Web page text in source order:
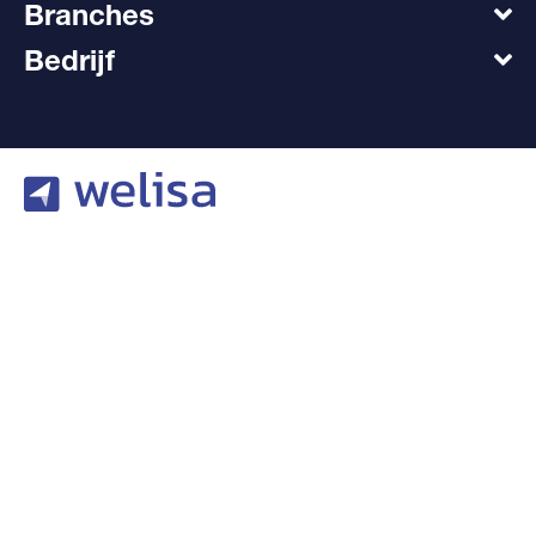
Branches
Bedrijf